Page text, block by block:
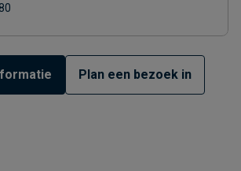
Plan een bezoek in